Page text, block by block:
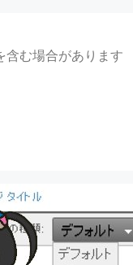
含む場合があります